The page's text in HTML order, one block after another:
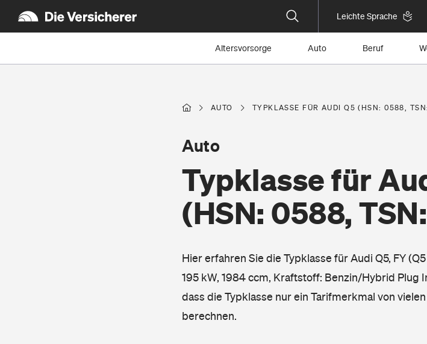
Leichte Sprache
Altersvorsorge Auto Beruf
AUTO TYPKLASSE FÜR AUDI Q5 (HSN: 0588,
Typklasse für
(HSN: 0588,
Auto
Hier erfahren Sie die Typklasse für Audi Q5, FY
195 kW, 1984 ccm, Kraftstoff: Benzin/Hybrid Plug
dass die Typklasse nur ein Tarifmerkmal von
berechnen.